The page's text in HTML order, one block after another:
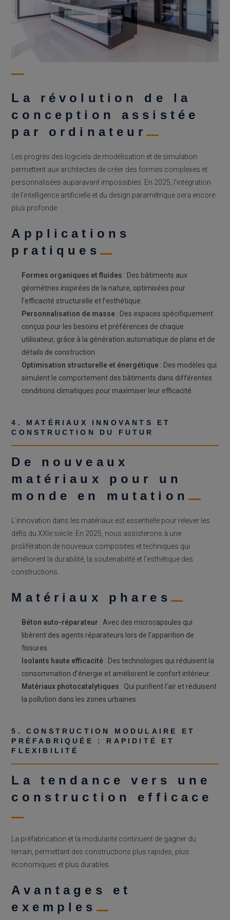
La révolution de la
conception assistée
par ordinateur
Les progrès des logiciels de modélisation et de simulation
permettent aux architectes de créer des formes complexes et
personnalisées auparavant impossibles. En 2025, l’intégration
de l’intelligence artificielle et du design paramétrique sera encore
plus profonde.
Applications
pratiques
Formes organiques et fluides : Des bâtiments aux
géométries inspirées de la nature, optimisées pour
l’efficacité structurelle et l’esthétique.
Personnalisation de masse : Des espaces spécifiquement
conçus pour les besoins et préférences de chaque
utilisateur, grâce à la génération automatique de plans et de
détails de construction.
Optimisation structurelle et énergétique : Des modèles qui
simulent le comportement des bâtiments dans différentes
conditions climatiques pour maximiser leur efficacité.
4. MATÉRIAUX INNOVANTS ET
CONSTRUCTION DU FUTUR
De nouveaux
matériaux pour un
monde en mutation
L’innovation dans les matériaux est essentielle pour relever les
défis du XXIe siècle. En 2025, nous assisterons à une
prolifération de nouveaux composites et techniques qui
améliorent la durabilité, la soutenabilité et l’esthétique des
constructions.
Matériaux phares
Béton auto-réparateur : Avec des microcapsules qui
libèrent des agents réparateurs lors de l’apparition de
fissures.
Isolants haute efficacité : Des technologies qui réduisent la
consommation d’énergie et améliorent le confort intérieur.
Matériaux photocatalytiques : Qui purifient l’air et réduisent
la pollution dans les zones urbaines.
5. CONSTRUCTION MODULAIRE ET
PRÉFABRIQUÉE : RAPIDITÉ ET
FLEXIBILITÉ
La tendance vers une
construction efficace
La préfabrication et la modularité continuent de gagner du
terrain, permettant des constructions plus rapides, plus
économiques et plus durables.
Avantages et
exemples